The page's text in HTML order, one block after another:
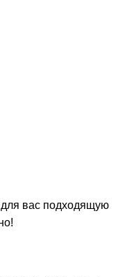
вас подходящую